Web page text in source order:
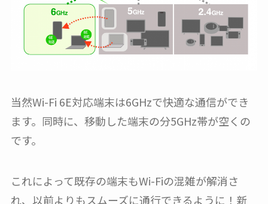
当然Wi-Fi 6E対応端末は6GHzで快適な通信ができ
ます。同時に、移動した端末の分5GHz帯が空くの
です。
これによって既存の端末もWi-Fiの混雑が解消さ
れ、以前よりもスムーズに通行できるように！新